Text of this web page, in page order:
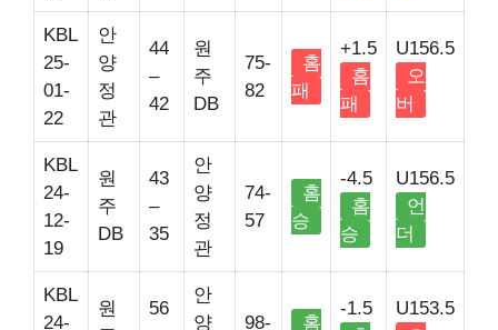
KBL
25-
01-
22
안
양
정
관
44
–
42
원
주
DB
75-
82
홈
패
+1.5
홈
패
U156.5
오
버
KBL
24-
12-
19
원
주
DB
43
–
35
안
양
정
관
74-
57
홈
승
-4.5
홈
승
U156.5
언
더
KBL
24-
원
56
안
양
98-
홈
-1.5
U153.5